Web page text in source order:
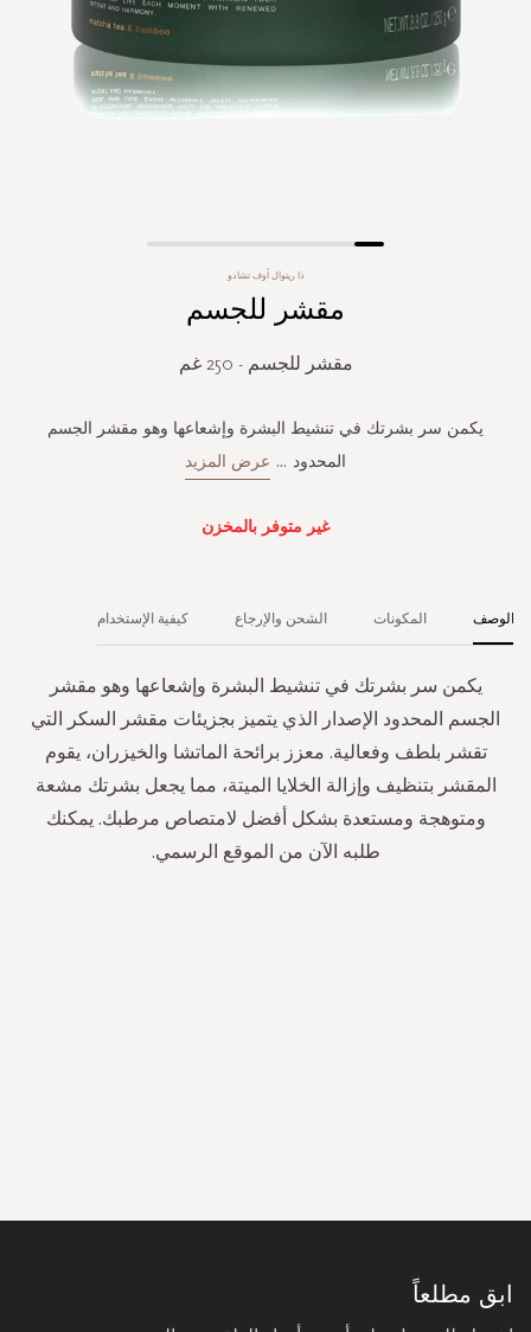
gallery
ذا ريتوال أوف تشادو
مقشر للجسم
مقشر للجسم - 250 غم
يكمن سر بشرتك في تنشيط البشرة وإشعاعها وهو مقشر الجسم
المحدود ... عرض المزيد
غير متوفر بالمخزن
الوصف
يكمن سر بشرتك في تنشيط البشرة وإشعاعها وهو مقشر
الجسم المحدود الإصدار الذي يتميز بجزيئات مقشر السكر التي
تقشر بلطف وفعالية. معزز برائحة الماتشا والخيزران، يقوم
المقشر بتنظيف وإزالة الخلايا الميتة، مما يجعل بشرتك مشعة
ومتوهجة ومستعدة بشكل أفضل لامتصاص مرطبك. يمكنك
طلبه الآن من الموقع الرسمي.
المكونات الشحن والإرجاع كيفية الإستخدام
ابق مطلعاً